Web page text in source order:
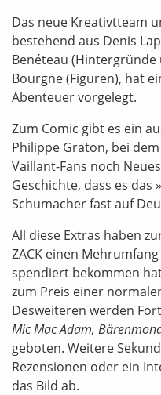
Das neue Kreativtteam
bestehend aus Denis
Benéteau (Hintergründe
Bourgne (Figuren), hat
Abenteuer vorgelegt.
Zum Comic gibt es ein
Philippe Graton, bei
Vaillant-Fans noch
Geschichte, dass es das
Schumacher fast auf
All diese Extras haben
ZACK einen
spendiert bekommen
zum Preis einer
Desweiteren werden
Mic Mac Adam,
geboten. Weitere
Rezensionen oder ein
das Bild ab.